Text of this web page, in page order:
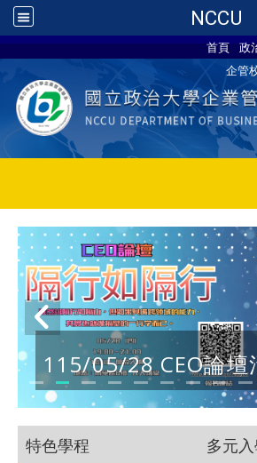
NCCU
首頁 政
企管
115/05/28 CEO論壇
特色學程 多元